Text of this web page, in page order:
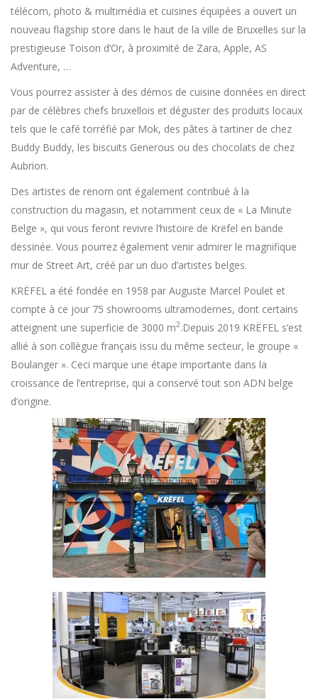
télécom, photo & multimédia et cuisines équipées a ouvert un
nouveau flagship store dans le haut de la ville de Bruxelles sur la
prestigieuse Toison d’Or, à proximité de Zara, Apple, AS
Adventure, …
Vous pourrez assister à des démos de cuisine données en direct
par de célèbres chefs bruxellois et déguster des produits locaux
tels que le café torréfié par Mok, des pâtes à tartiner de chez
Buddy Buddy, les biscuits Generous ou des chocolats de chez
Aubrion.
Des artistes de renom ont également contribué à la
construction du magasin, et notamment ceux de « La Minute
Belge », qui vous feront revivre l’histoire de Krëfel en bande
dessinée. Vous pourrez également venir admirer le magnifique
mur de Street Art, créé par un duo d’artistes belges.
KRËFEL a été fondée en 1958 par Auguste Marcel Poulet et
compte à ce jour 75 showrooms ultramodernes, dont certains
atteignent une superficie de 3000 m2.Depuis 2019 KRËFEL s’est
allié à son collègue français issu du même secteur, le groupe «
Boulanger ». Ceci marque une étape importante dans la
croissance de l’entreprise, qui a conservé tout son ADN belge
d’origine.